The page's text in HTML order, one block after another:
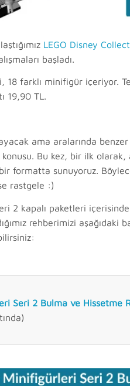
LEGO Disney
başladı.
18 farklı minifigür içeriyor.
19,90 TL.
ama aralarında
konusu. Bu kez, bir ilk
formatta sunuyoruz.
rastgele :)
2 kapalı paketleri
rehberimizi
Seri 2 Bulma ve Hissetme